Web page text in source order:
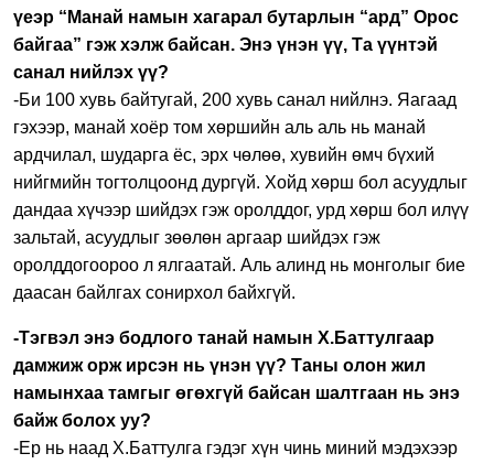
үеэр “Манай намын хагарал бутарлын “ард” Орос
байгаа” гэж хэлж байсан. Энэ үнэн үү, Та үүнтэй
санал нийлэх үү?
-Би 100 хувь байтугай, 200 хувь санал нийлнэ. Яагаад
гэхээр, манай хоёр том хөршийн аль аль нь манай
ардчилал, шударга ёс, эрх чөлөө, хувийн өмч бүхий
нийгмийн тогтолцоонд дургүй. Хойд хөрш бол асуудлыг
дандаа хүчээр шийдэх гэж оролддог, урд хөрш бол илүү
зальтай, асуудлыг зөөлөн аргаар шийдэх гэж
оролддогоороо л ялгаатай. Аль алинд нь монголыг бие
даасан байлгах сонирхол байхгүй.
-Тэгвэл энэ бодлого танай намын Х.Баттулгаар
дамжиж орж ирсэн нь үнэн үү? Таны олон жил
намынхаа тамгыг өгөхгүй байсан шалтгаан нь энэ
байж болох уу?
-Ер нь наад Х.Баттулга гэдэг хүн чинь миний мэдэхээр